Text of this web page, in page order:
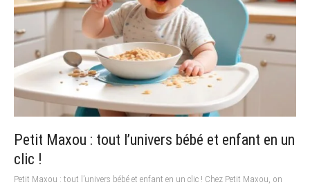
Petit Maxou : tout l’univers bébé et enfant en un
clic !
Petit Maxou : tout l’univers bébé et enfant en un clic ! Chez Petit Maxou, on